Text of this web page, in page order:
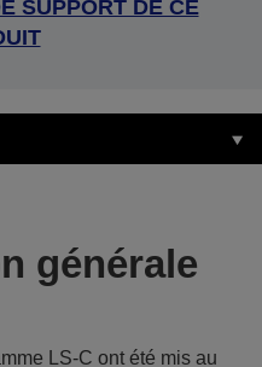
SUPPORT DE CE
générale
LS-C ont été mis au